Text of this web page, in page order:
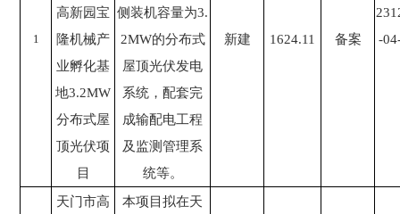
1
高新园宝
隆机械产
业孵化基
地3.2MW
分布式屋
顶光伏项
目
侧装机容量为3.
2MW的分布式
屋顶光伏发电
系统，配套完
成输配电工程
及监测管理系
统等。
新建 1624.11 备案
-
天门市高
本项目拟在天